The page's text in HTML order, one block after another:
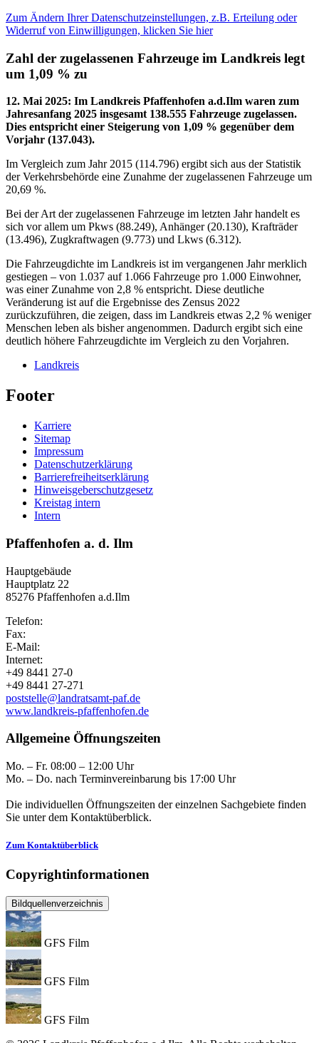
Zum Ändern Ihrer Datenschutzeinstellungen, z.B. Erteilung oder
Widerruf von Einwilligungen, klicken Sie hier
Zahl der zugelassenen Fahrzeuge im Landkreis legt
um 1,09 % zu
12. Mai 2025: Im Landkreis Pfaffenhofen a.d.Ilm waren zum
Jahresanfang 2025 insgesamt 138.555 Fahrzeuge zugelassen.
Dies entspricht einer Steigerung von 1,09 % gegenüber dem
Vorjahr (137.043).
Im Vergleich zum Jahr 2015 (114.796) ergibt sich aus der Statistik
der Verkehrsbehörde eine Zunahme der zugelassenen Fahrzeuge um
20,69 %.
Bei der Art der zugelassenen Fahrzeuge im letzten Jahr handelt es
sich vor allem um Pkws (88.249), Anhänger (20.130), Krafträder
(13.496), Zugkraftwagen (9.773) und Lkws (6.312).
Die Fahrzeugdichte im Landkreis ist im vergangenen Jahr merklich
gestiegen – von 1.037 auf 1.066 Fahrzeuge pro 1.000 Einwohner,
was einer Zunahme von 2,8 % entspricht. Diese deutliche
Veränderung ist auf die Ergebnisse des Zensus 2022
zurückzuführen, die zeigen, dass im Landkreis etwas 2,2 % weniger
Menschen leben als bisher angenommen. Dadurch ergibt sich eine
deutlich höhere Fahrzeugdichte im Vergleich zu den Vorjahren.
Landkreis
Footer
Karriere
Sitemap
Impressum
Datenschutzerklärung
Barrierefreiheitserklärung
Hinweisgeberschutzgesetz
Kreistag intern
Intern
Pfaffenhofen a. d. Ilm
Hauptgebäude
Hauptplatz 22
85276 Pfaffenhofen a.d.Ilm
Telefon:
Fax:
E-Mail:
Internet:
+49 8441 27-0
+49 8441 27-271
poststelle@landratsamt-paf.de
www.landkreis-pfaffenhofen.de
Allgemeine Öffnungszeiten
Mo. – Fr. 08:00 – 12:00 Uhr
Mo. – Do. nach Terminvereinbarung bis 17:00 Uhr
Die individuellen Öffnungszeiten der einzelnen Sachgebiete finden
Sie unter dem Kontaktüberblick.
Zum Kontaktüberblick
Copyrightinformationen
Bildquellenverzeichnis
GFS Film
GFS Film
GFS Film